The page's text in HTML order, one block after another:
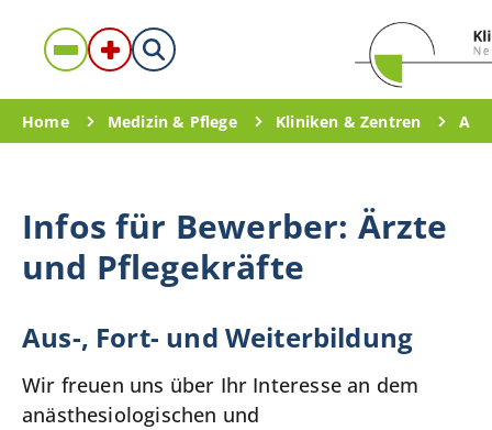
Home Medizin & Pflege Kliniken & Zentren
Infos für Bewerber: Ärzte
und Pflegekräfte
Aus-, Fort- und Weiterbildung
Wir freuen uns über Ihr Interesse an dem
anästhesiologischen und